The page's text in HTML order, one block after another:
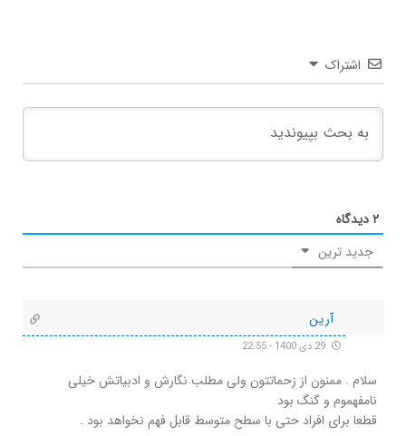
اشتراک
۲دیدگاه
جدید ترین
آرین
سلام . ممنون از زحماتتون ولی مطلب نگارش و ادبیاتش خیلی
نامفهموم و گنگ بود
قطعا برای افراد حتی با سطح متوسط قابل فهم نخواهد بود .